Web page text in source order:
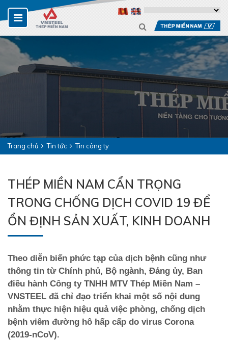
Trang chủ Tin tức Tin công ty
THÉP MIỀN NAM CẨN TRỌNG
TRONG CHỐNG DỊCH COVID 19 ĐỂ
ỔN ĐỊNH SẢN XUẤT, KINH DOANH
Theo diễn biến phức tạp của dịch bệnh cũng như
thông tin từ Chính phủ, Bộ ngành, Đảng ủy, Ban
điều hành Công ty TNHH MTV Thép Miền Nam –
VNSTEEL đã chỉ đạo triển khai một số nội dung
nhằm thực hiện hiệu quả việc phòng, chống dịch
bệnh viêm đường hô hấp cấp do virus Corona
(2019-nCoV).